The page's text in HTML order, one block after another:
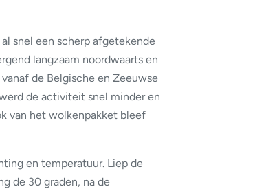
snel een scherp afgetekende
langzaam noordwaarts en
de Belgische en Zeeuwse
de activiteit snel minder en
van het wolkenpakket bleef
en temperatuur. Liep de
de 30 graden, na de